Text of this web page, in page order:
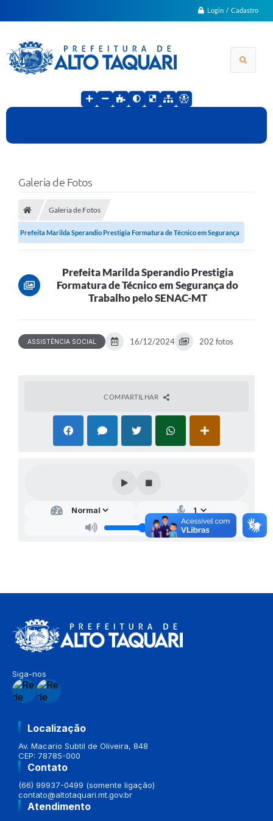
Login / Cadastro
Galeria de Fotos
Galeria de Fotos
Prefeita Marilda Sperandio Prestigia Formatura de Técnico em Segurança
Prefeita Marilda Sperandio Prestigia
Formatura de Técnico em Segurança do
Trabalho pelo SENAC-MT
ASSISTÊNCIA SOCIAL 16/12/2024 202 fotos
COMPARTILHAR
Siga-nos
Localização
Av. Macario Subtil de Oliveira, 848
CEP: 78785-000
Contato
(66) 99937-0499 (somente ligação)
contato@altotaquari.mt.gov.br
Atendimento